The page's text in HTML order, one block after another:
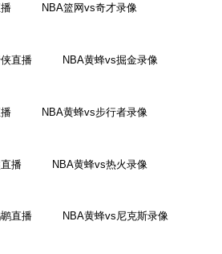
NBA篮网vs奇才录像
直播 NBA黄蜂vs掘金录像
NBA黄蜂vs步行者录像
播 NBA黄蜂vs热火录像
直播 NBA黄蜂vs尼克斯录像